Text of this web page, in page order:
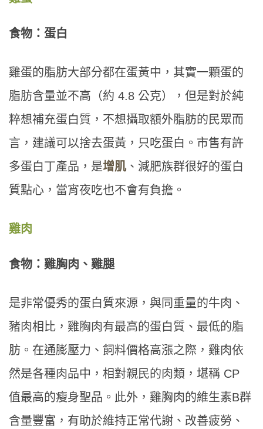
食物：蛋白
雞蛋的脂肪大部分都在蛋黃中，其實一顆蛋的
脂肪含量並不高（約 4.8 公克），但是對於純
粹想補充蛋白質，不想攝取額外脂肪的民眾而
言，建議可以捨去蛋黃，只吃蛋白。市售有許
多蛋白丁產品，是增肌 、減肥族群很好的蛋白
質點心，當宵夜吃也不會有負擔。
雞肉
食物：雞胸肉、雞腿
是非常優秀的蛋白質來源，與同重量的牛肉、
豬肉相比，雞胸肉有最高的蛋白質、最低的脂
肪。在通膨壓力、飼料價格高漲之際，雞肉依
然是各種肉品中，相對親民的肉類，堪稱 CP
值最高的瘦身聖品。此外，雞胸肉的維生素B群
含量豐富，有助於維持正常代謝、改善疲勞、